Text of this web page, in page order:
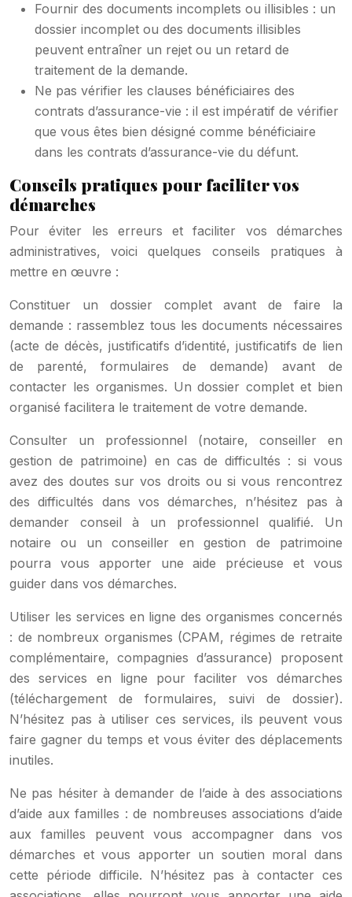
Fournir des documents incomplets ou illisibles : un
dossier incomplet ou des documents illisibles
peuvent entraîner un rejet ou un retard de
traitement de la demande.
Ne pas vérifier les clauses bénéficiaires des
contrats d’assurance-vie : il est impératif de vérifier
que vous êtes bien désigné comme bénéficiaire
dans les contrats d’assurance-vie du défunt.
Conseils pratiques pour faciliter vos
démarches
Pour éviter les erreurs et faciliter vos démarches
administratives, voici quelques conseils pratiques à
mettre en œuvre :
Constituer un dossier complet avant de faire la
demande : rassemblez tous les documents nécessaires
(acte de décès, justificatifs d’identité, justificatifs de lien
de parenté, formulaires de demande) avant de
contacter les organismes. Un dossier complet et bien
organisé facilitera le traitement de votre demande.
Consulter un professionnel (notaire, conseiller en
gestion de patrimoine) en cas de difficultés : si vous
avez des doutes sur vos droits ou si vous rencontrez
des difficultés dans vos démarches, n’hésitez pas à
demander conseil à un professionnel qualifié. Un
notaire ou un conseiller en gestion de patrimoine
pourra vous apporter une aide précieuse et vous
guider dans vos démarches.
Utiliser les services en ligne des organismes concernés
: de nombreux organismes (CPAM, régimes de retraite
complémentaire, compagnies d’assurance) proposent
des services en ligne pour faciliter vos démarches
(téléchargement de formulaires, suivi de dossier).
N’hésitez pas à utiliser ces services, ils peuvent vous
faire gagner du temps et vous éviter des déplacements
inutiles.
Ne pas hésiter à demander de l’aide à des associations
d’aide aux familles : de nombreuses associations d’aide
aux familles peuvent vous accompagner dans vos
démarches et vous apporter un soutien moral dans
cette période difficile. N’hésitez pas à contacter ces